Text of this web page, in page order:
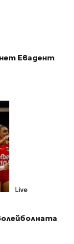
Евадент
Live